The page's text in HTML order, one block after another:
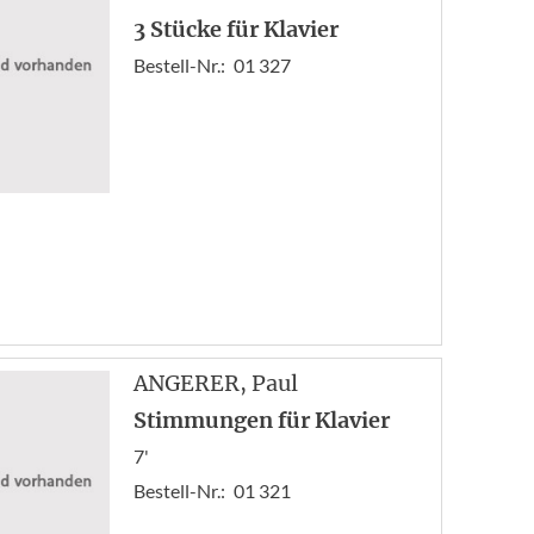
3 Stücke für Klavier
Bestell-Nr.: 01 327
ANGERER, Paul
Stimmungen für Klavier
7'
Bestell-Nr.: 01 321